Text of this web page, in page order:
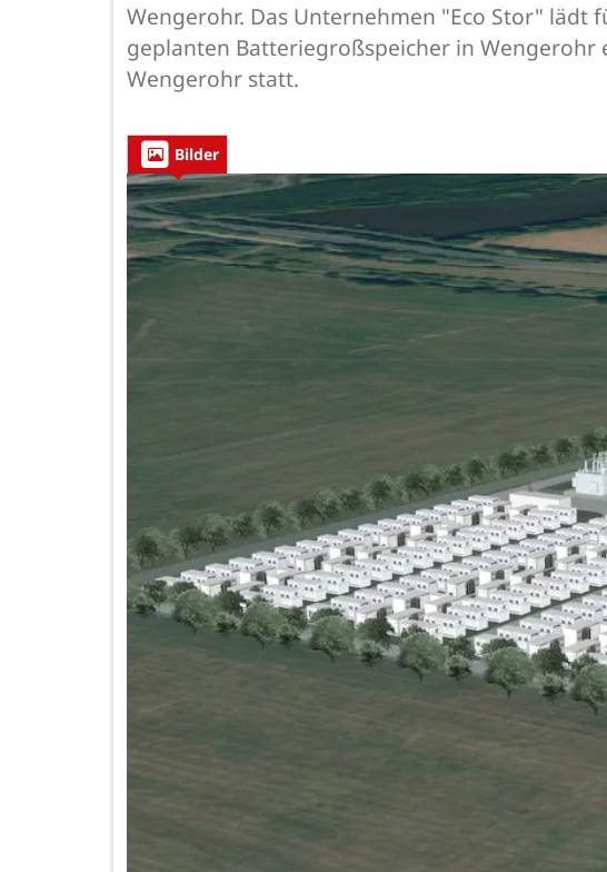
Wengerohr. Das Unternehmen "Eco Stor"
geplanten Batteriegroßspeicher in Wengerohr
Wengerohr statt.
Bilder